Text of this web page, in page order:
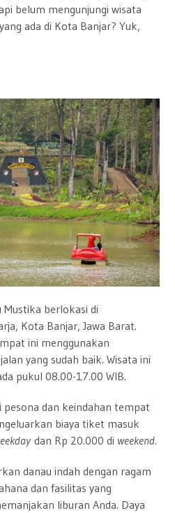
belum mengunjungi wisata
ada di Kota Banjar? Yuk,
Mustika berlokasi di
Kota Banjar, Jawa Barat.
ini menggunakan
yang sudah baik. Wisata ini
pukul 08.00-17.00 WIB.
pesona dan keindahan tempat
biaya tiket masuk
dan Rp 20.000 di weekend.
danau indah dengan ragam
dan fasilitas yang
liburan Anda. Daya